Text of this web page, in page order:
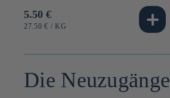
Normaler
Preis
5.50 €
GRUNDPREIS
27.50 € / PRO
KG
Die Neuzugänge